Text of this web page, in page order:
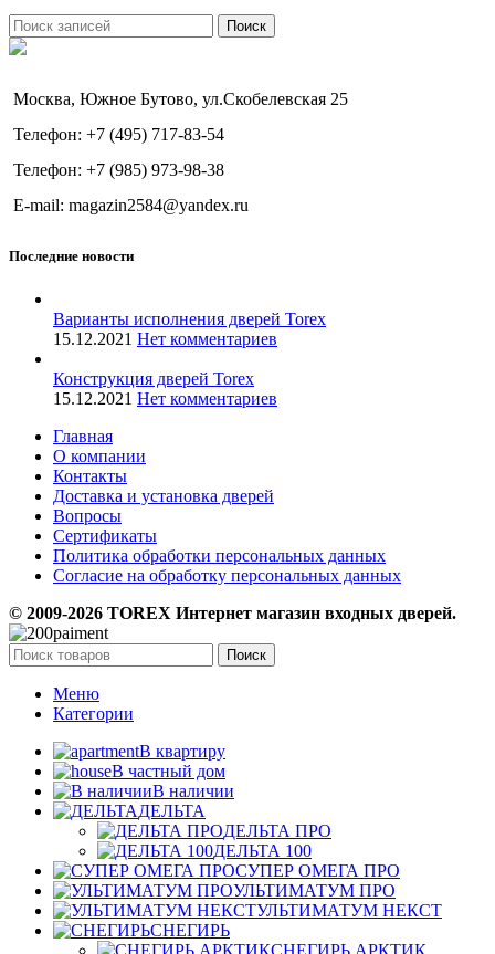
Поиск
Москва, Южное Бутово, ул.Скобелевская 25
Телефон: +7 (495) 717-83-54
Телефон: +7 (985) 973-98-38
E-mail: magazin2584@yandex.ru
Последние новости
Варианты исполнения дверей Torex
15.12.2021 Нет комментариев
Конструкция дверей Torex
15.12.2021 Нет комментариев
Главная
О компании
Контакты
Доставка и установка дверей
Вопросы
Сертификаты
Политика обработки персональных данных
Согласие на обработку персональных данных
© 2009-2026 TOREX Интернет магазин входных дверей.
Поиск
Меню
Категории
В квартиру
В частный дом
В наличии
ДЕЛЬТА
ДЕЛЬТА ПРО
ДЕЛЬТА 100
СУПЕР ОМЕГА ПРО
УЛЬТИМАТУМ ПРО
УЛЬТИМАТУМ НЕКСТ
СНЕГИРЬ
СНЕГИРЬ АРКТИК